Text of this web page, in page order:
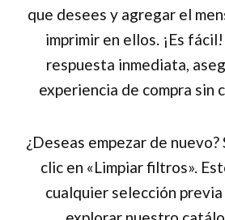
que desees y agregar el
imprimir en ellos. ¡Es
respuesta inmediata,
experiencia de compra sin
¿Deseas empezar de
clic en «Limpiar filtros».
cualquier selección